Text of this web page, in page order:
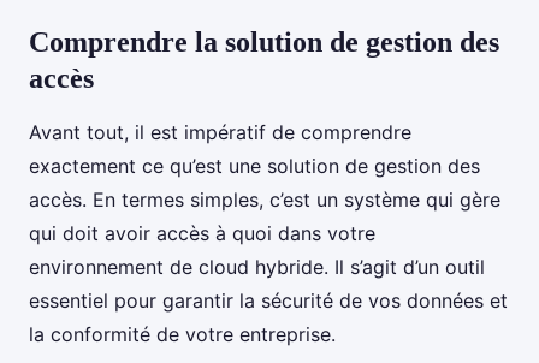
Comprendre la solution de gestion des
accès
Avant tout, il est impératif de comprendre
exactement ce qu’est une solution de gestion des
accès. En termes simples, c’est un système qui gère
qui doit avoir accès à quoi dans votre
environnement de cloud hybride. Il s’agit d’un outil
essentiel pour garantir la sécurité de vos données et
la conformité de votre entreprise.